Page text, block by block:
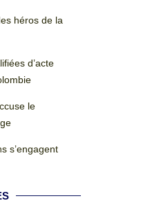
héros de la
d’acte
le
s’engagent